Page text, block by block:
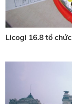
Licogi 16.8 tổ